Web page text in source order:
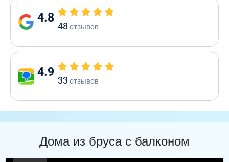
4.8
48 отзывов
4.9
33 отзывов
Дома из бруса с балконом